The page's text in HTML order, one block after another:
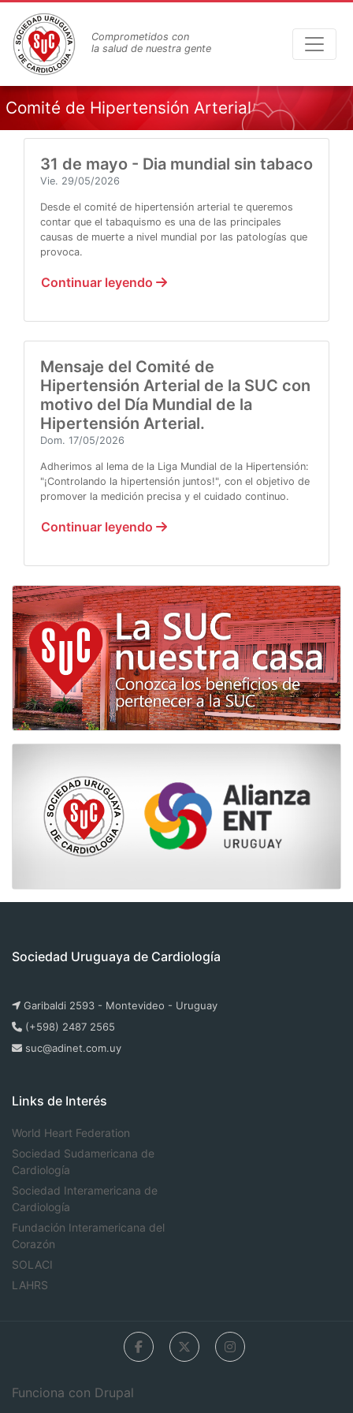
contenido
principal
Comprometidos con
la salud de nuestra gente
Comité de Hipertensión Arterial
31 de mayo - Dia mundial sin tabaco
Vie. 29/05/2026
Desde el comité de hipertensión arterial te queremos
contar que el tabaquismo es una de las principales
causas de muerte a nivel mundial por las patologías que
provoca.
Continuar leyendo
Mensaje del Comité de
Hipertensión Arterial de la SUC con
motivo del Día Mundial de la
Hipertensión Arterial.
Dom. 17/05/2026
Adherimos al lema de la Liga Mundial de la Hipertensión:
"¡Controlando la hipertensión juntos!", con el objetivo de
promover la medición precisa y el cuidado continuo.
Continuar leyendo
Sociedad Uruguaya de Cardiología
Garibaldi 2593 - Montevideo - Uruguay
(+598) 2487 2565
suc@adinet.com.uy
Links de Interés
World Heart Federation
Sociedad Sudamericana de
Cardiología
Sociedad Interamericana de
Cardiología
Fundación Interamericana del
Corazón
SOLACI
LAHRS
Funciona con Drupal